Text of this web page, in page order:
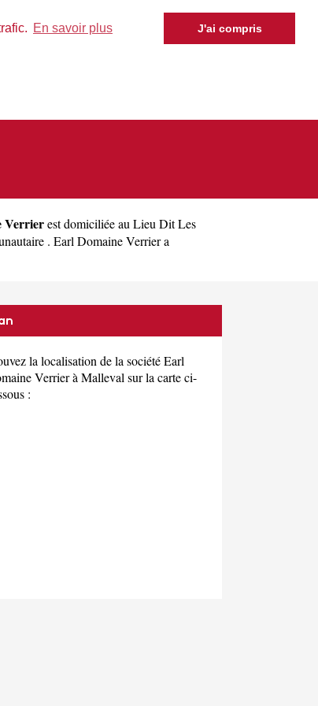
En savoir plus J'ai compris
Verrierest domiciliée au Lieu Dit Les
. Earl Domaine Verrier a
la localisation de la société Earl
Verrier à Malleval sur la carte ci-
: